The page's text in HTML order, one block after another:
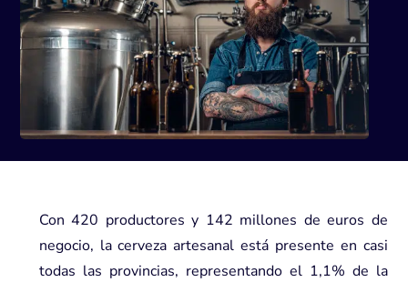
Con 420 productores y 142 millones de euros de
negocio, la cerveza artesanal está presente en casi
todas las provincias, representando el 1,1% de la